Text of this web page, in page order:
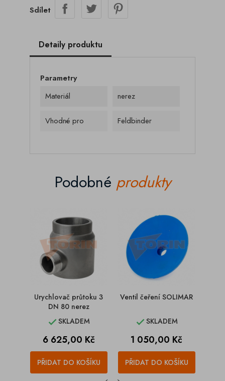
Sdílet
Detaily produktu
Parametry
Materiál
nerez
Vhodné pro Feldbinder
Podobné produkty
Urychlovač průtoku 3
DN 80 nerez
SKLADEM
Cena
6 625,00 Kč
PŘIDAT DO KOŠÍKU
Ventil čeření SOLIMAR
SKLADEM
Cena
1 050,00 Kč
PŘIDAT DO KOŠÍKU